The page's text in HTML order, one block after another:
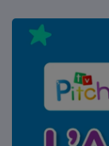
Replay TV
Où regarder
Radio
Grille des